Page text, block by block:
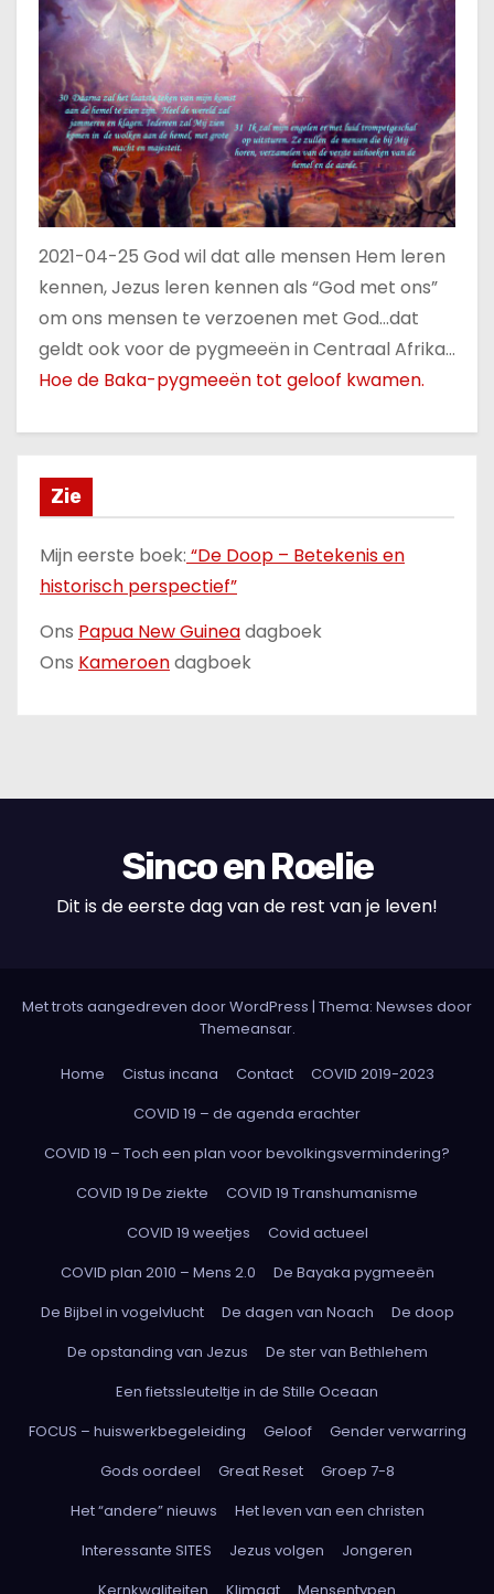
2021-04-25 God wil dat alle mensen Hem leren
kennen, Jezus leren kennen als “God met ons”
om ons mensen te verzoenen met God…dat
geldt ook voor de pygmeeën in Centraal Afrika…
Hoe de Baka-pygmeeën tot geloof kwamen.
Zie
Mijn eerste boek: “De Doop – Betekenis en
historisch perspectief”
Ons Papua New Guineadagboek
Ons Kameroendagboek
Sinco en Roelie
Dit is de eerste dag van de rest van je leven!
Met trots aangedreven door WordPress | Thema: Newses door
Themeansar.
Home Cistus incana Contact
COVID 2019-2023
COVID 19 – de agenda erachter
COVID 19 – Toch een plan voor bevolkingsvermindering?
COVID 19 De ziekte
COVID 19 Transhumanisme
COVID 19 weetjes
Covid actueel
COVID plan 2010 – Mens 2.0
De Bayaka pygmeeën
De Bijbel in vogelvlucht
De dagen van Noach
De doop
De opstanding van Jezus
De ster van Bethlehem
Een fietssleuteltje in de Stille Oceaan
FOCUS – huiswerkbegeleiding
Geloof
Gender verwarring
Gods oordeel
Great Reset
Groep 7-8
Het “andere” nieuws
Het leven van een christen
Interessante SITES
Jezus volgen
Jongeren